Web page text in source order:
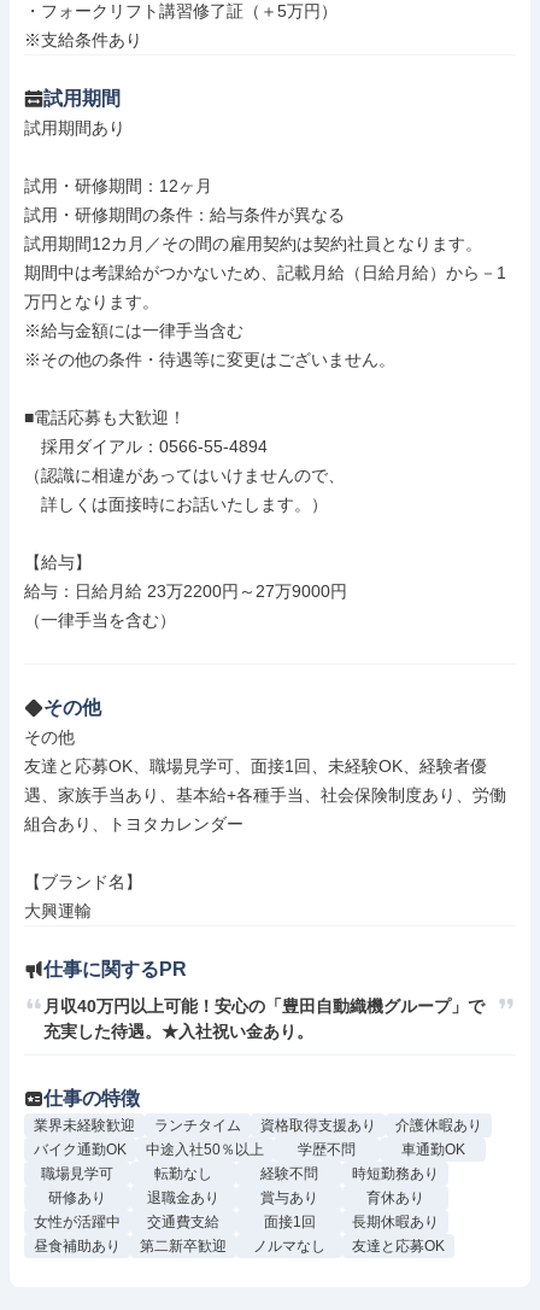
・フォークリフト講習修了証（＋5万円）
※支給条件あり
試用期間
試用期間あり
試用・研修期間：12ヶ月
試用・研修期間の条件：給与条件が異なる
試用期間12カ月／その間の雇用契約は契約社員となります。
期間中は考課給がつかないため、記載月給（日給月給）から－1
万円となります。
※給与金額には一律手当含む
※その他の条件・待遇等に変更はございません。
■電話応募も大歓迎！
採用ダイアル：0566-55-4894
（認識に相違があってはいけませんので、
詳しくは面接時にお話いたします。）
【給与】
給与：日給月給 23万2200円～27万9000円
（一律手当を含む）
その他
その他
友達と応募OK、職場見学可、面接1回、未経験OK、経験者優
遇、家族手当あり、基本給+各種手当、社会保険制度あり、労働
組合あり、トヨタカレンダー
【ブランド名】
大興運輸
仕事に関するPR
月収40万円以上可能！安心の「豊田自動織機グループ」で
充実した待遇。★入社祝い金あり。
仕事の特徴
業界未経験歓迎 ランチタイム 資格取得支援あり
介護休暇あり
バイク通勤OK
中途入社50％以上 学歴不問
車通勤OK
職場見学可
転勤なし 経験不問
時短勤務あり
研修あり
退職金あり 賞与あり
育休あり
女性が活躍中
交通費支給 面接1回
長期休暇あり
昼食補助あり
第二新卒歓迎 ノルマなし 友達と応募OK